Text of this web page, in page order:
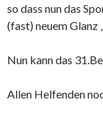
so dass nun das
(fast) neuem Glanz
Nun kann das
Allen Helfenden